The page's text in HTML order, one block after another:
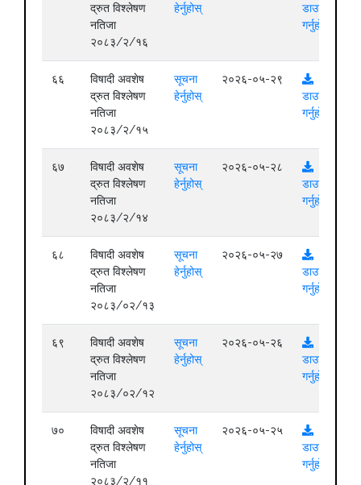
द्रुत विश्लेषण
नतिजा
२०८३/२/१६
हेर्नुहोस्
डाउनलोड
गर्नुहोस्
६६
विषादी अवशेष
द्रुत विश्लेषण
नतिजा
२०८३/२/१५
सूचना
हेर्नुहोस्
२०२६-०५-२९
डाउनलोड
गर्नुहोस्
६७
विषादी अवशेष
द्रुत विश्लेषण
नतिजा
२०८३/२/१४
सूचना
हेर्नुहोस्
२०२६-०५-२८
डाउनलोड
गर्नुहोस्
६८
विषादी अवशेष
द्रुत विश्लेषण
नतिजा
२०८३/०२/१३
सूचना
हेर्नुहोस्
२०२६-०५-२७
डाउनलोड
गर्नुहोस्
६९
विषादी अवशेष
द्रुत विश्लेषण
नतिजा
२०८३/०२/१२
सूचना
हेर्नुहोस्
२०२६-०५-२६
डाउनलोड
गर्नुहोस्
७०
विषादी अवशेष
द्रुत विश्लेषण
नतिजा
२०८३/२/११
सूचना
हेर्नुहोस्
२०२६-०५-२५
डाउनलोड
गर्नुहोस्